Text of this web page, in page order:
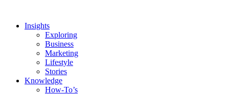
Insights
Exploring
Business
Marketing
Lifestyle
Stories
Knowledge
How-To’s